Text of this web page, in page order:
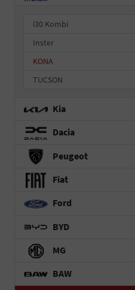
i30 Kombi
Inster
KONA
TUCSON
Kia
Dacia
Peugeot
Fiat
Ford
BYD
MG
BAW